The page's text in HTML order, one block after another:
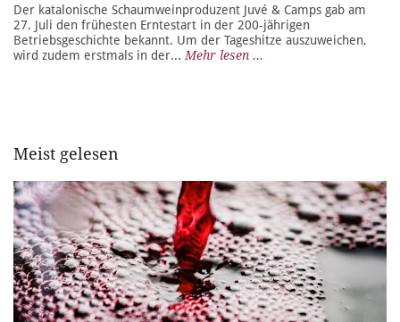
Der katalonische Schaumweinproduzent Juvé & Camps gab am
27. Juli den frühesten Erntestart in der 200-jährigen
Betriebsgeschichte bekannt. Um der Tageshitze auszuweichen,
wird zudem erstmals in der... Mehr lesen ...
Meist gelesen